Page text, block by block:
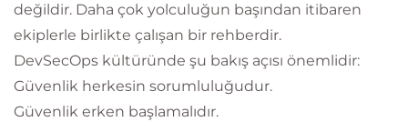
değildir. Daha çok yolculuğun başından itibaren
ekiplerle birlikte çalışan bir rehberdir.
DevSecOps kültüründe şu bakış açısı önemlidir:
Güvenlik herkesin sorumluluğudur.
Güvenlik erken başlamalıdır.